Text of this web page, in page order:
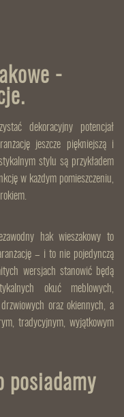
-
dekoracyjny potencjał
jeszcze piękniejszą i
stylu są przykładem
w każdym pomieszczeniu,
hak wieszakowy to
– i to nie pojedynczą
wersjach stanowić będą
okuć meblowych,
oraz okiennych, a
tradycyjnym, wyjątkowym
posiadamy